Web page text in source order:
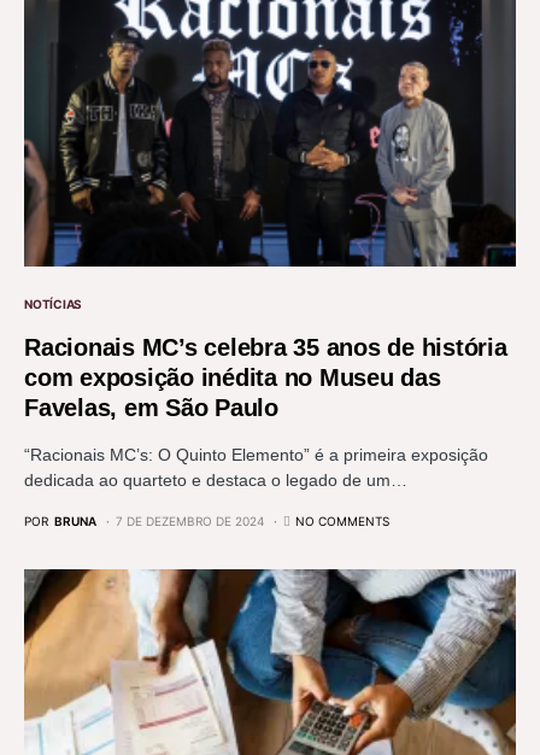
NOTÍCIAS
Racionais MC’s celebra 35 anos de história
com exposição inédita no Museu das
Favelas, em São Paulo
“Racionais MC’s: O Quinto Elemento” é a primeira exposição
dedicada ao quarteto e destaca o legado de um…
POR BRUNA 7 DE DEZEMBRO DE 2024 NO COMMENTS